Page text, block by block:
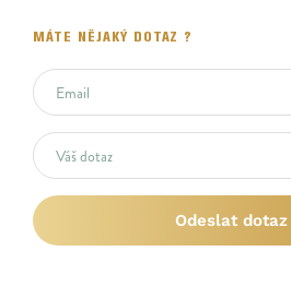
MÁTE NĚJAKÝ DOTAZ ?
Odeslat dotaz